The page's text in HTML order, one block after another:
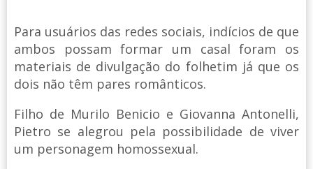
Para usuários das redes sociais, indícios de que
ambos possam formar um casal foram os
materiais de divulgação do folhetim já que os
dois não têm pares românticos.
Filho de Murilo Benicio e Giovanna Antonelli,
Pietro se alegrou pela possibilidade de viver
um personagem homossexual.